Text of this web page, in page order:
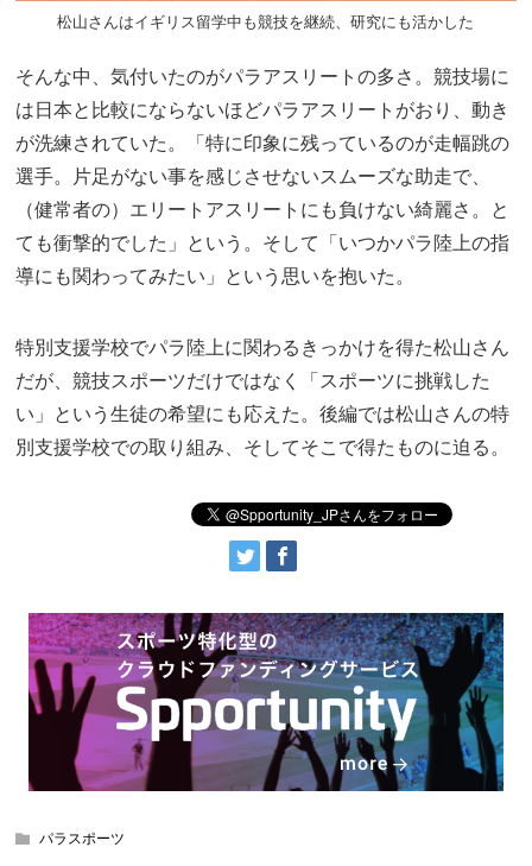
松山さんはイギリス留学中も競技を継続、研究にも活かした
そんな中、気付いたのがパラアスリートの多さ。競技場に
は日本と比較にならないほどパラアスリートがおり、動き
が洗練されていた。「特に印象に残っているのが走幅跳の
選手。片足がない事を感じさせないスムーズな助走で、
（健常者の）エリートアスリートにも負けない綺麗さ。と
ても衝撃的でした」という。そして「いつかパラ陸上の指
導にも関わってみたい」という思いを抱いた。
特別支援学校でパラ陸上に関わるきっかけを得た松山さん
だが、競技スポーツだけではなく「スポーツに挑戦した
い」という生徒の希望にも応えた。後編では松山さんの特
別支援学校での取り組み、そしてそこで得たものに迫る。
パラスポーツ